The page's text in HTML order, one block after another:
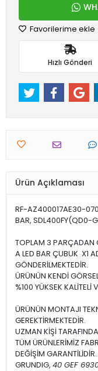
Favorilerime ekle
Hızlı Gönderi
Ürün Açıklaması
RF-AZ400017AE30-
BAR, SDL400FY(QD0-
TOPLAM 3 PARÇADAN
A LED BAR ÇUBUK X1
GÖNDERİLMEKTEDİR.
ÜRÜNÜN KENDİ
%100 YÜKSEK KALİTELİ
ÜRÜNÜN MONTAJI
GEREKTİRMEKTEDİR.
UZMAN KİŞİ
TÜM ÜRÜNLERİMİZ
DEĞİŞİM GARANTİLİDİR.
GRUNDIG, 40 GEF